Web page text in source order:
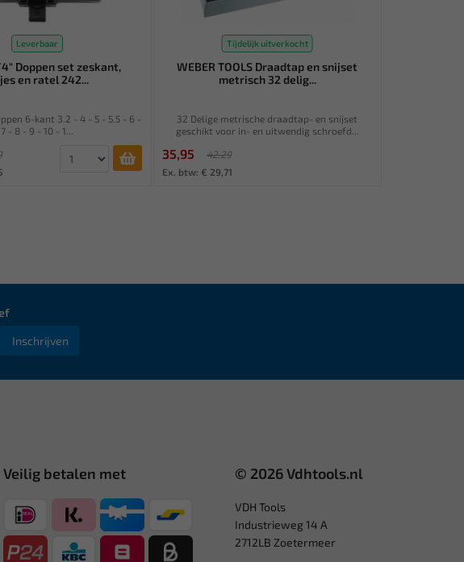
Leverbaar
4" Doppen set zeskant,
en ratel 242...
6-kant 3.2 - 4 - 5 - 5.5 - 6 -
7 - 8 - 9 - 10 - 1...
Tijdelijk uitverkocht
WEBER TOOLS Draadtap en snijset
metrisch 32 delig...
32 Delige metrische draadtap- en snijset
geschikt voor in- en uitwendig schroefd...
35,95
42,29
Ex. btw: € 29,71
Inschrijven
Veilig betalen met © 2026 Vdhtools.nl
VDH Tools
Industrieweg 14 A
2712LB Zoetermeer